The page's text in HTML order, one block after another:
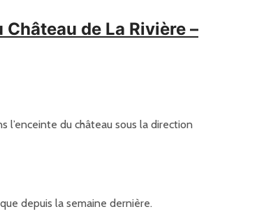
de La Rivière –
l’enceinte du château sous la direction
depuis la semaine dernière.